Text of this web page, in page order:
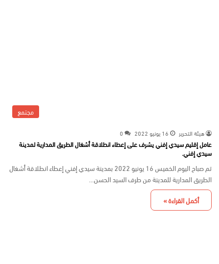
مجتمع
هيئة التحرير 16 يونيو 2022 0
عامل إقليم سيدي إفني يشرف على إعطاء انطلاقة أشغال الطريق المدارية لمدينة
سيدي إفني.
تم صباح اليوم الخميس 16 يونيو 2022 بمدينة سيدي إفني إعطاء انطلاقة أشغال
الطريق المدارية للمدينة من طرف السيد الحسن…
أكمل القراءة »